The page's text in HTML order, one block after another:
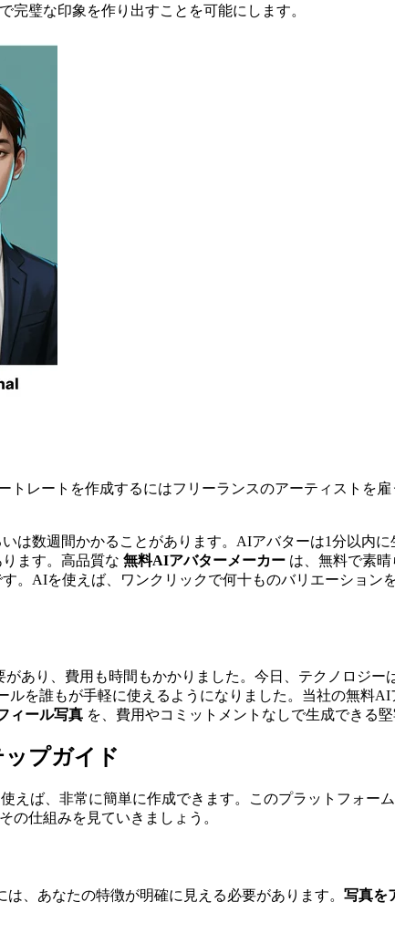
璧な印象を作り出すことを可能にします。
トレートを作成するにはフリーランスのアーティストを
は数週間かかることがあります。AIアバターは1分以内に
ます。高品質な 無料AIアバターメーカー は、無料で素晴
。AIを使えば、ワンクリックで何十ものバリエーション
あり、費用も時間もかかりました。今日、テクノロジー
を誰もが手軽に使えるようになりました。当社の無料
ィール写真 を、費用やコミットメントなしで生成できる
プガイド
使えば、非常に簡単に作成できます。このプラットフォー
の仕組みを見ていきましょう。
、あなたの特徴が明確に見える必要があります。 写真を